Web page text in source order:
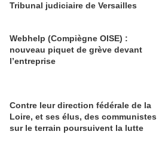
Tribunal judiciaire de Versailles
Webhelp (Compiègne OISE) :
nouveau piquet de grève devant
l’entreprise
Contre leur direction fédérale de la
Loire, et ses élus, des communistes
sur le terrain poursuivent la lutte